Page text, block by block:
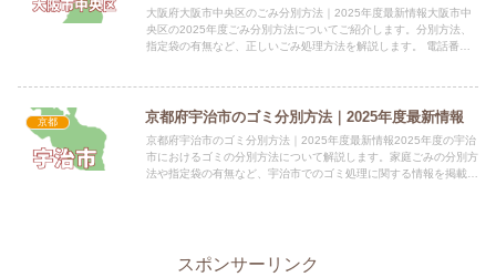
大阪府大阪市中央区のごみ分別方法｜2025年度最新情報大阪市中
央区の2025年度ごみ分別方法についてご紹介します。分別方法、
指定袋の有無など、正しいごみ処理方法を解説します。 電話番
京都 京都府宇治市のゴミ分別方法｜2025年度最新情報
京都府宇治市のゴミ分別方法｜2025年度最新情報2025年度の宇治
市におけるゴミの分別方法について解説します。家庭ごみの分別方
法や指定袋の有無など、宇治市でのゴミ処理に関する情報を掲載し
スポンサーリンク